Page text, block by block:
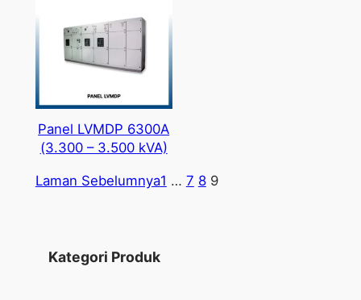
Panel LVMDP 6300A
(3.300 – 3.500 kVA)
Laman Sebelumnya1 … 7 8 9
Kategori Produk